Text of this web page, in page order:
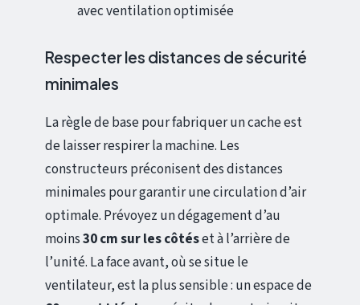
avec ventilation optimisée
Respecter les distances de sécurité
minimales
La règle de base pour fabriquer un cache est
de laisser respirer la machine. Les
constructeurs préconisent des distances
minimales pour garantir une circulation d’air
optimale. Prévoyez un dégagement d’au
moins30 cm sur les côtéset à l’arrière de
l’unité. La face avant, où se situe le
ventilateur, est la plus sensible : un espace de